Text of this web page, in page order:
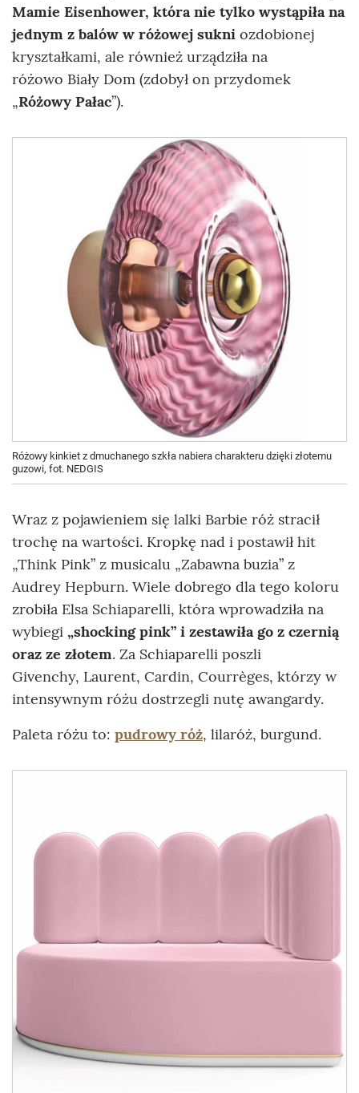
Mamie Eisenhower, która nie tylko wystąpiła na
jednym z balów w różowej sukni ozdobionej
kryształkami, ale również urządziła na
różowo Biały Dom (zdobył on przydomek
„Różowy Pałac”).
Różowy kinkiet z dmuchanego szkła nabiera charakteru dzięki złotemu
guzowi, fot. NEDGIS
Wraz z pojawieniem się lalki Barbie róż stracił
trochę na wartości. Kropkę nad i postawił hit
„Think Pink” z musicalu „Zabawna buzia” z
Audrey Hepburn. Wiele dobrego dla tego koloru
zrobiła Elsa Schiaparelli, która wprowadziła na
wybiegi „shocking pink” i zestawiła go z czernią
oraz ze złotem. Za Schiaparelli poszli
Givenchy, Laurent, Cardin, Courrèges, którzy w
intensywnym różu dostrzegli nutę awangardy.
Paleta różu to: pudrowy róż, lilaróż, burgund.